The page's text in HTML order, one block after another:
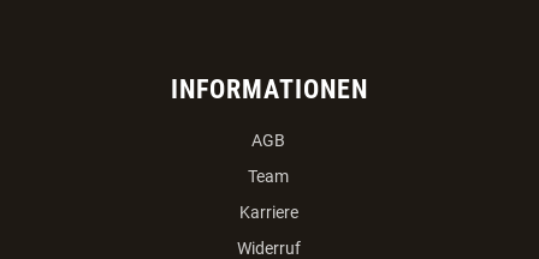
INFORMATIONEN
AGB
Team
Karriere
Widerruf